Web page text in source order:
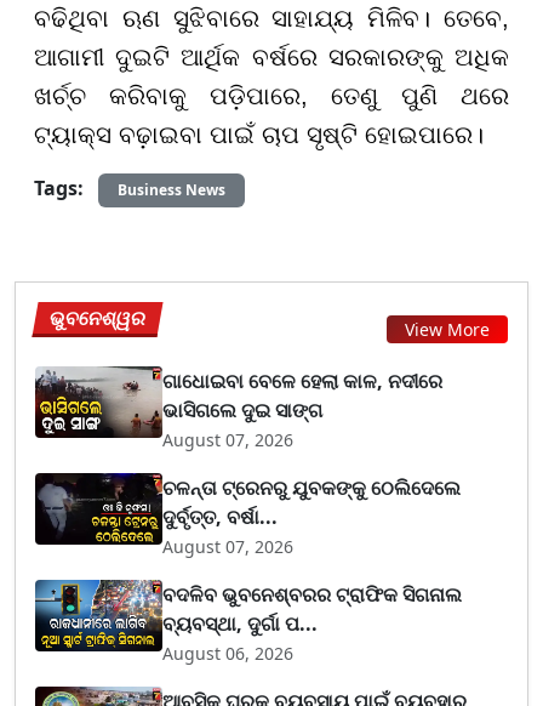
ବଢିଥିବା ଋଣ ସୁଝିବାରେ ସାହାଯ୍ୟ ମିଳିବ। ତେବେ,
ଆଗାମୀ ଦୁଇଟି ଆର୍ଥିକ ବର୍ଷରେ ସରକାରଙ୍କୁ ଅଧିକ
ଖର୍ଚ୍ଚ କରିବାକୁ ପଡ଼ିପାରେ, ତେଣୁ ପୁଣି ଥରେ
ଟ୍ୟାକ୍ସ ବଢ଼ାଇବା ପାଇଁ ଚାପ ସୃଷ୍ଟି ହୋଇପାରେ।
Tags:
Business News
ଭୁବନେଶ୍ୱର View More
ଗାଧୋଇବା ବେଳେ ହେଲା କାଳ, ନଦୀରେ
ଭାସିଗଲେ ଦୁଇ ସାଙ୍ଗ
August 07, 2026
ଚଳନ୍ତା ଟ୍ରେନରୁ ଯୁବକଙ୍କୁ ଠେଲିଦେଲେ
ଦୁର୍ବୃତ୍ତ, ବର୍ଷା...
August 07, 2026
ବଦଳିବ ଭୁବନେଶ୍ବରର ଟ୍ରାଫିକ ସିଗନାଲ
ବ୍ୟବସ୍ଥା, ଦୁର୍ଗା ପ...
August 06, 2026
ଆବସିକ ଘରକୁ ବ୍ୟବସାୟ ପାଇଁ ବ୍ୟବହାର